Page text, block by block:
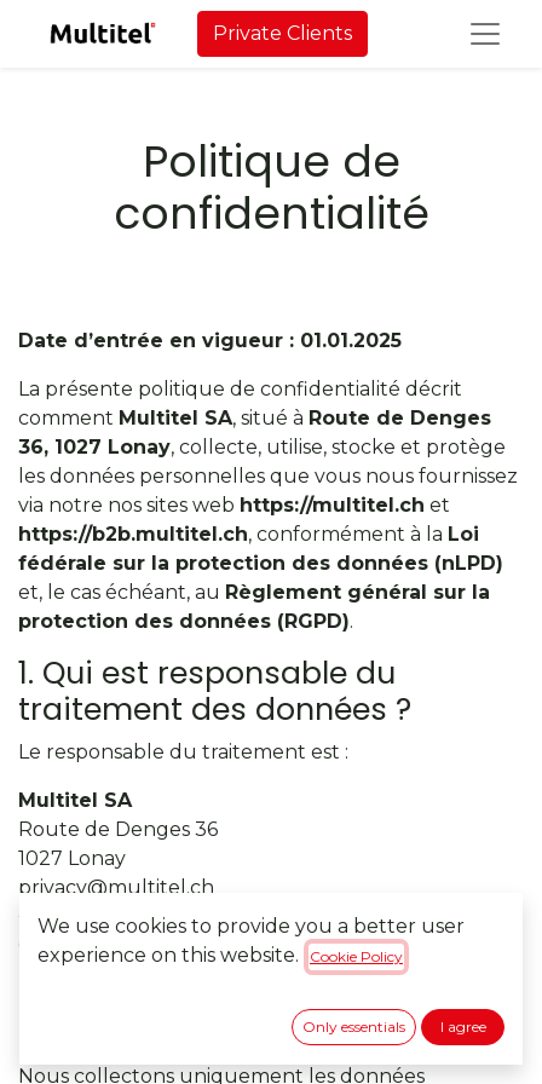
Private Clients
Politique de
confidentialité​
Date d’entrée en vigueur : 01.01.2025
La présente politique de confidentialité décrit
comment Multitel SA, situé à Route de Denges
36, 1027 Lonay, collecte, utilise, stocke et protège
les données personnelles que vous nous fournissez
via notre nos sites web https://multitel.ch et
https://b2b.multitel.ch, conformément à la Loi
fédérale sur la protection des données (nLPD)
et, le cas échéant, au Règlement général sur la
protection des données (RGPD).
1. Qui est responsable du
traitement des données ?
Le responsable du traitement est :
Multitel SA
Route de Denges 36
1027 Lonay
privacy@multitel.ch
+41 58 317 20 02
CH-550-1035760-3
2. Quelles données personnelles
Nous collectons uniquement les données
We use cookies to provide you a better user
experience on this website.
Cookie Policy
Only essentials I agree